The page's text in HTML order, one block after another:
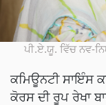
ਪੀ.ਏ.ਯੂ. ਵਿੱਚ ਨਵ-
ਕਮਿਊਨਟੀ ਸਾਇੰਸ
ਕੋਰਸ ਦੀ ਰੂਪ ਰੇਖਾ